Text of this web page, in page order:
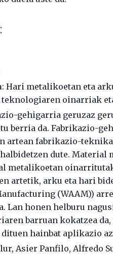
:Hari metalikoetan eta
oinarriak
gehigarria geruzaz
berria da. Fabrikazio-
artean fabrikazio-
dute. Material
metalikoetan
artetik, arku eta hari
(WAAM))
Lan honen helburu
barruan kokatzea
hainbat aplikazio
Asier Panfilo, Alfredo